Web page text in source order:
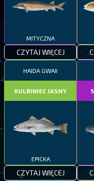
MITYCZNA
CZYTAJ WIĘCEJ
HAIDA GWAII
KULBINIEC JASNY
EPICKA
CZYTAJ WIĘCEJ